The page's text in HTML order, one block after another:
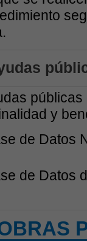
y
de Datos
de Datos